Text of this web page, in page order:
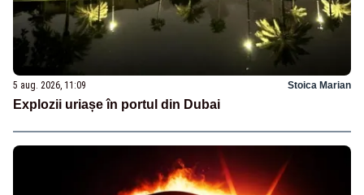
5 aug. 2026, 11:09 Stoica Marian
Explozii uriașe în portul din Dubai